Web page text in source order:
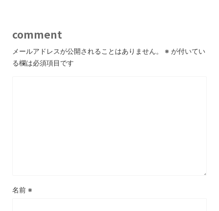
comment
メールアドレスが公開されることはありません。 ※ が付いてい
る欄は必須項目です
名前 ※